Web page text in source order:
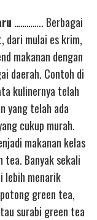
………….. Berbagai
dari mulai es krim,
makanan dengan
daerah. Contoh di
kulinernya telah
yang telah ada
cukup murah.
makanan kelas
tea. Banyak sekali
lebih menarik
green tea,
surabi green tea